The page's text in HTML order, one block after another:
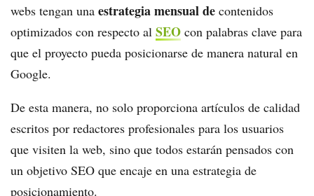
webs tengan una estrategia mensual de contenidos
optimizados con respecto al SEO con palabras clave para
que el proyecto pueda posicionarse de manera natural en
Google.
De esta manera, no solo proporciona artículos de calidad
escritos por redactores profesionales para los usuarios
que visiten la web, sino que todos estarán pensados con
un objetivo SEO que encaje en una estrategia de
posicionamiento.